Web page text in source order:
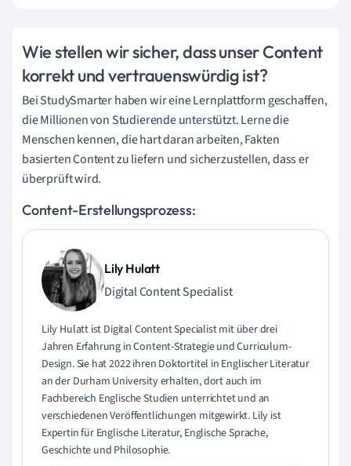
Wie stellen wir sicher, dass unser Content
korrekt und vertrauenswürdig ist?
Bei StudySmarter haben wir eine Lernplattform geschaffen,
die Millionen von Studierende unterstützt. Lerne die
Menschen kennen, die hart daran arbeiten, Fakten
basierten Content zu liefern und sicherzustellen, dass er
überprüft wird.
Content-Erstellungsprozess:
Lily Hulatt
Digital Content Specialist
Lily Hulatt ist Digital Content Specialist mit über drei
Jahren Erfahrung in Content-Strategie und Curriculum-
Design. Sie hat 2022 ihren Doktortitel in Englischer Literatur
an der Durham University erhalten, dort auch im
Fachbereich Englische Studien unterrichtet und an
verschiedenen Veröffentlichungen mitgewirkt. Lily ist
Expertin für Englische Literatur, Englische Sprache,
Geschichte und Philosophie.